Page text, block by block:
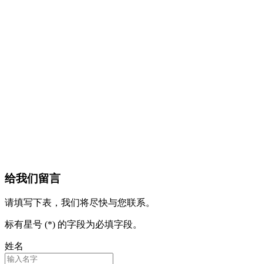
给我们留言
请填写下表，我们将尽快与您联系。
标有星号 (*) 的字段为必填字段。
姓名